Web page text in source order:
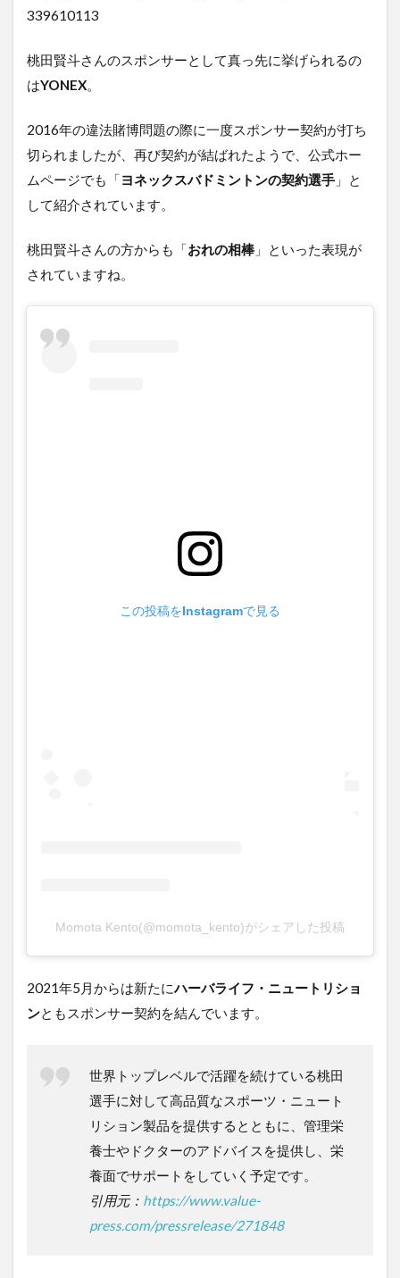
339610113
桃田賢斗さんのスポンサーとして真っ先に挙げられるの
はYONEX。
2016年の違法賭博問題の際に一度スポンサー契約が打ち
切られましたが、再び契約が結ばれたようで、公式ホー
ムページでも「ヨネックスバドミントンの契約選手 」と
して紹介されています。
桃田賢斗さんの方からも「おれの相棒」といった表現が
されていますね。
この投稿をInstagramで見る
Momota Kento(@momota_kento)がシェアした投稿
2021年5月からは新たにハーバライフ・ニュートリショ
ンともスポンサー契約を結んでいます。
​​世界トップレベルで活躍を続けている桃田
選手に対して高品質なスポーツ・ニュート
リション製品を提供するとともに、管理栄
養士やドクターのアドバイスを提供し、栄
養面でサポートをしていく予定です。
引用元： https://www.value-
press.com/pressrelease/271848